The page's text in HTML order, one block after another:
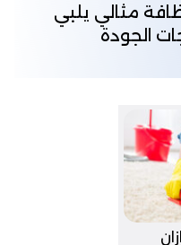
مثالي يلبي
الجودة